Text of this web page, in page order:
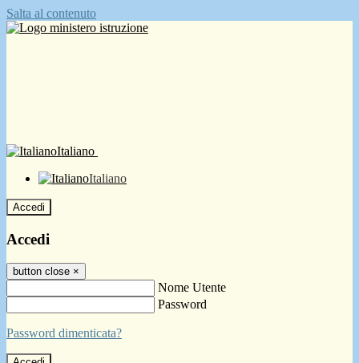
Salta al contenuto
Italiano
Italiano
Accedi
Accedi
button close ×
Nome Utente
Password
Password dimenticata?